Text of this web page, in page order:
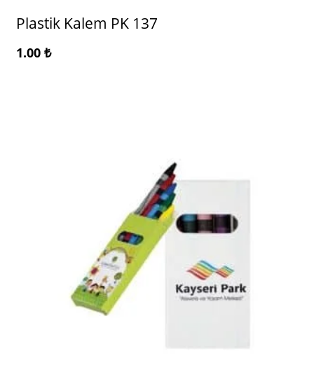
Plastik Kalem PK 137
1.00 ₺